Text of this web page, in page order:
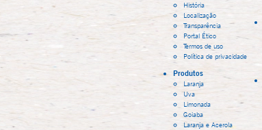
História
Localização
Transparência
Portal Ético
Termos de uso
Política de privacidade
Produtos
Laranja
Uva
Limonada
Goiaba
Laranja e Acerola